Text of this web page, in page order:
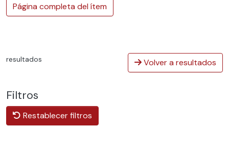
Página completa del ítem
resultados Volver a resultados
Filtros
Restablecer filtros